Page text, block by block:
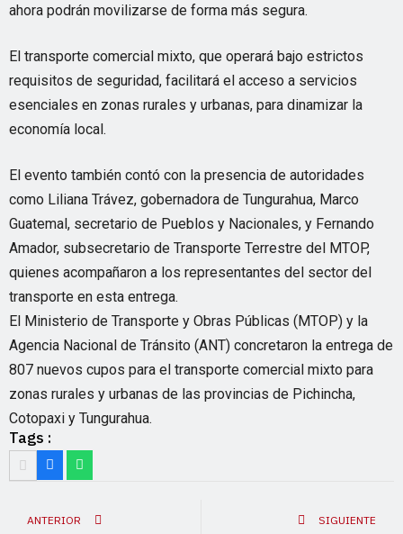
ahora podrán movilizarse de forma más segura.
El transporte comercial mixto, que operará bajo estrictos
requisitos de seguridad, facilitará el acceso a servicios
esenciales en zonas rurales y urbanas, para dinamizar la
economía local.
El evento también contó con la presencia de autoridades
como Liliana Trávez, gobernadora de Tungurahua, Marco
Guatemal, secretario de Pueblos y Nacionales, y Fernando
Amador, subsecretario de Transporte Terrestre del MTOP,
quienes acompañaron a los representantes del sector del
transporte en esta entrega.
El Ministerio de Transporte y Obras Públicas (MTOP) y la
Agencia Nacional de Tránsito (ANT) concretaron la entrega de
807 nuevos cupos para el transporte comercial mixto para
zonas rurales y urbanas de las provincias de Pichincha,
Cotopaxi y Tungurahua.
Tags :
ANTERIOR SIGUIENTE